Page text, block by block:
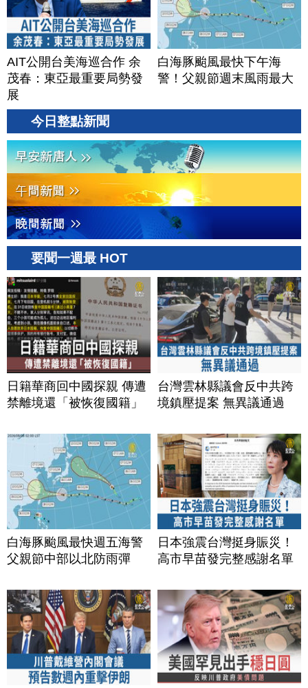
AIT公開台美海巡合作 余
茂春：東亞最重要局勢發
展
白海豚颱風最快下午海
警！父親節週末風雨最大
今日整點新聞
要聞一週最 HOT
日籍華商回中國探親 傳遭
禁離境還「被恢復國籍」
台灣雲林縣議會反中共跨
境鎮壓提案 無異議通過
白海豚颱風最快週五海警
父親節中部以北防雨彈
日本強震台灣挺身賑災！
高市早苗發完整感謝名單